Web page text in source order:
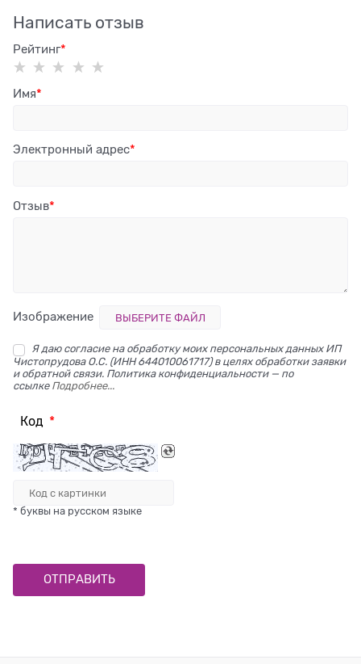
Написать отзыв
Рейтинг
Имя
Электронный адрес
Отзыв
Изображение ВЫБЕРИТЕ ФАЙЛ
Я даю согласие на обработку моих персональных данных ИП
Чистопрудова О.С. (ИНН 644010061717) в целях обработки заявки
и обратной связи. Политика конфиденциальности — по
ссылке Подробнее...
Код
* буквы на русском языке